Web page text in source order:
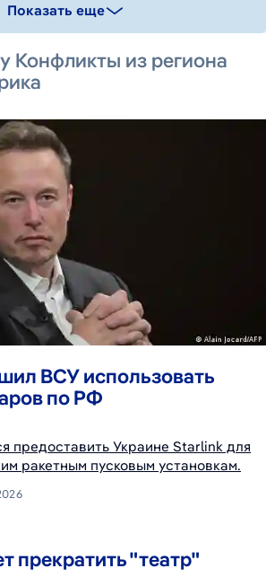
Показать еще
Конфликты из региона
ВСУ использовать
по РФ
предоставить Украине Starlink для
ракетным пусковым установкам.
8 августа 2026 г.
прекратить "театр"
7 августа 2026 г.
7 августа 2026 г.